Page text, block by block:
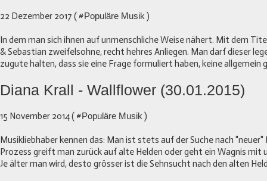
22 Dezember 2017 ( #Populäre Musik )
In dem man sich ihnen auf unmenschliche Weise nähert. Mit dem
& Sebastian zweifelsohne, recht hehres Anliegen. Man darf dieser
zugute halten, dass sie eine Frage formuliert haben, keine allgemein
Diana Krall - Wallflower (30.01.2015)
15 November 2014 ( #Populäre Musik )
Musikliebhaber kennen das: Man ist stets auf der Suche nach "neuer"
Prozess greift man zurück auf alte Helden oder geht ein Wagnis mit
Je älter man wird, desto grösser ist die Sehnsucht nach den alten